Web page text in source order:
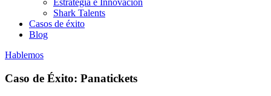
Estrategia e Innovación
Shark Talents
Casos de éxito
Blog
Hablemos
Caso de Éxito: Panatickets